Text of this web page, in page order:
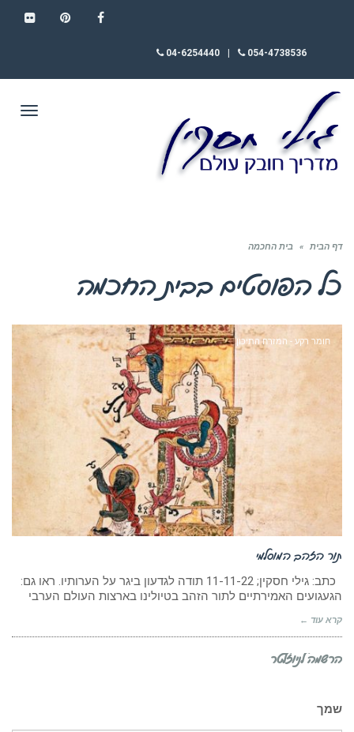
054-4738536
04-6254440
דף הבית » בית החכמה
כל הפוסטים בבית החכמה
חומר רקע - המזרח התיכון
תור הזהב המוסלמי
כתב: גילי חסקין; 11-11-22 תודה לגדעון ביגר על הערותיו. ראו גם:
הגעגועים האמירתיים לתור הזהב בטיולינו בארצות העולם הערבי
קרא עוד ←
הרשמה לניוזלטר
שמך